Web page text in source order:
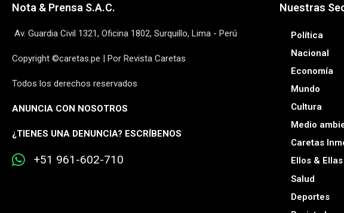
Nota & Prensa S.A.C.
Av. Guardia Civil 1321, Oficina 1802, Surquillo, Lima - Perú
Copyright ©caretas.pe | Por Revista Caretas
Todos los derechos reservados
ANUNCIA CON NOSOTROS
¿TIENES UNA DENUNCIA? ESCRÍBENOS
+51 961-602-710
Nuestras
Política
Nacional
Economía
Mundo
Cultura
Medio
Caretas
Ellos & Ellas
Salud
Deportes